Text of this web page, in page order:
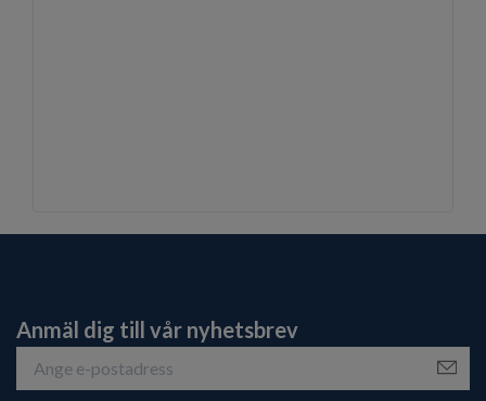
Anmäl dig till vår nyhetsbrev